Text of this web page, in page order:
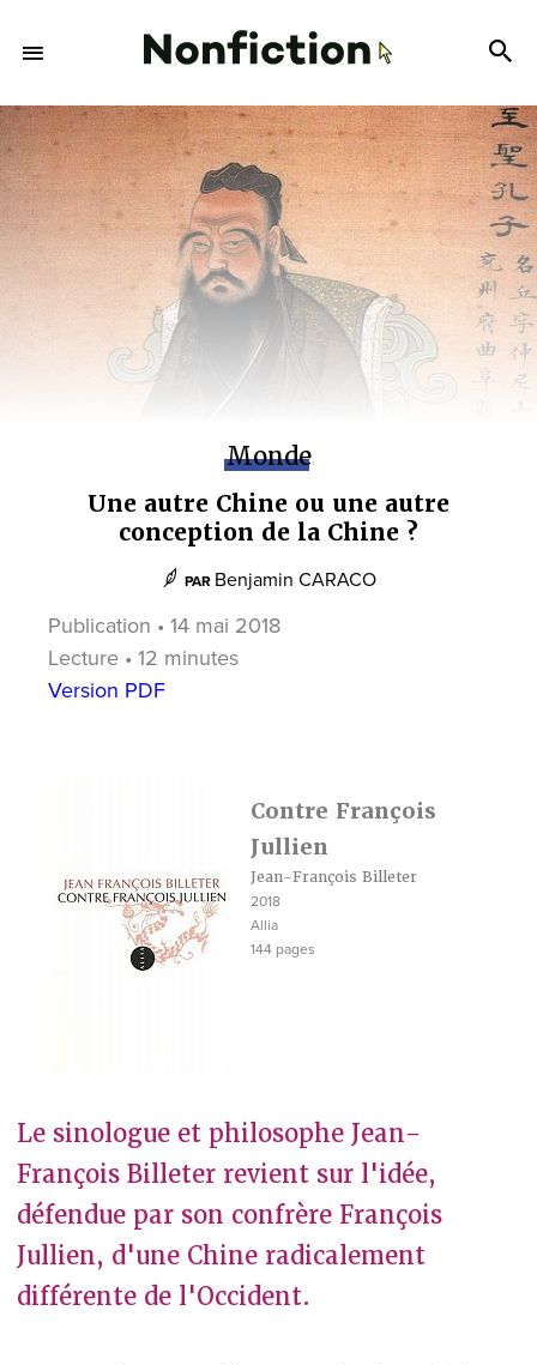
Monde
Une autre Chine ou une autre
conception de la Chine ?
PAR Benjamin CARACO
Publication • 14 mai 2018
Lecture • 12 minutes
Version PDF
Contre François
Jullien
Jean-François Billeter
2018
Allia
144 pages
Le sinologue et philosophe Jean-
François Billeter revient sur l'idée,
défendue par son confrère François
Jullien, d'une Chine radicalement
différente de l'Occident.